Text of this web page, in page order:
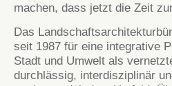
machen, dass jetzt die Zeit
Das
seit 1987 für eine integrative
Stadt und Umwelt als
durchlässig, interdisziplinär